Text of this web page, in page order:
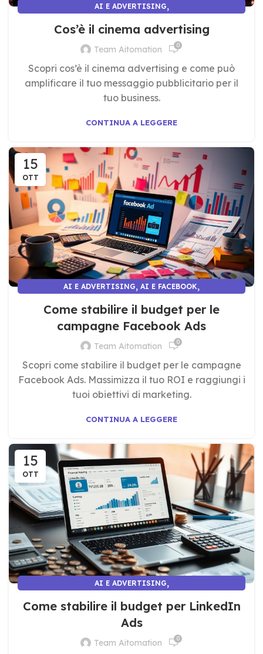
AI E ADVERTISING,
Cos’è il cinema advertising
Team Aitomation 0
Scopri cos’è il cinema advertising e come può
amplificare il tuo messaggio pubblicitario per il
tuo business.
CONTINUA A LEGGERE
15
OTT
AI E ADVERTISING, AI E FACEBOOK,
Come stabilire il budget per le
campagne Facebook Ads
Team Aitomation 0
Scopri come stabilire il budget per le campagne
Facebook Ads. Massimizza il tuo ROI e raggiungi i
tuoi obiettivi di marketing.
CONTINUA A LEGGERE
15
OTT
AI E ADVERTISING,
Come stabilire il budget per LinkedIn
Ads
Team Aitomation 0